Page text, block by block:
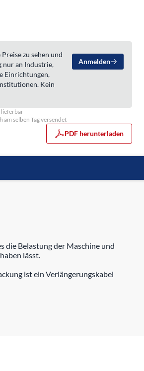
zu sehen und
nur an Industrie,
Einrichtungen,
Kein
Anmelden
lieferbar
am selben Tag versendet
PDF herunterladen
die Belastung der Maschine und
lässt.
ist ein Verlängerungskabel